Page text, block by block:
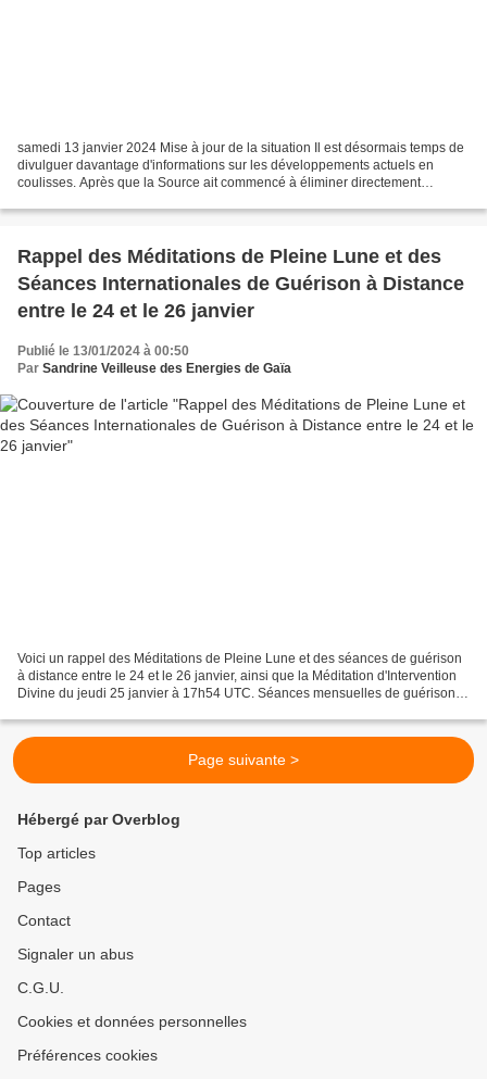
samedi 13 janvier 2024 Mise à jour de la situation Il est désormais temps de
divulguer davantage d'informations sur les développements actuels en
coulisses. Après que la Source ait commencé à éliminer directement
Rappel des Méditations de Pleine Lune et des
Séances Internationales de Guérison à Distance
entre le 24 et le 26 janvier
Publié le 13/01/2024 à 00:50
Par Sandrine Veilleuse des Energies de Gaïa
Voici un rappel des Méditations de Pleine Lune et des séances de guérison
à distance entre le 24 et le 26 janvier, ainsi que la Méditation d'Intervention
Divine du jeudi 25 janvier à 17h54 UTC. Séances mensuelles de guérison à
Page suivante >
Hébergé par Overblog
Top articles
Pages
Contact
Signaler un abus
C.G.U.
Cookies et données personnelles
Préférences cookies